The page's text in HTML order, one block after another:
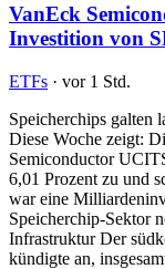
VanEck
Investition von
ETFs · vor 1 Std.
Speicherchips galten
Diese Woche zeigt:
Semiconductor
6,01 Prozent zu und
war eine
Speicherchip-Sektor
Infrastruktur Der
kündigte an,